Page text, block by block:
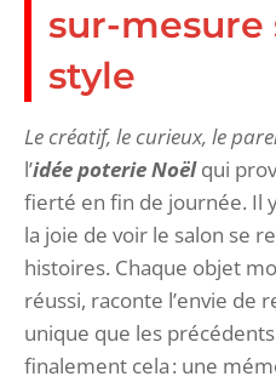
sur-mesure
style
Le créatif, le curieux, le
l’idée poterie Noëlqui
fierté en fin de journée. Il
la joie de voir le salon se
histoires. Chaque objet
réussi, raconte l’envie de
unique que les
finalement cela : une